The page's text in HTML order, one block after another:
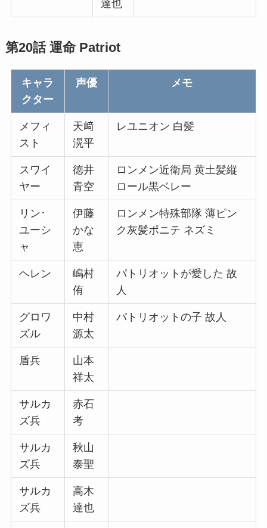
達也
第20話 運命 Patriot
キャラ
クター
声優 メモ
メフィ
スト
天﨑
滉平
レユニオン 白髪
スワイ
ヤー
徳井
青空
ロンメン近衛局 黄土髪縦
ロール黒ベレー
リン･
ユーシ
ャ
伊藤
かな
恵
ロンメン特殊部隊 薄ピン
ク灰髪ポニテ ネズミ
ヘレン
嶋村
侑
パトリオットが愛した 故
人
グロワ
ズル
中村
源太
パトリオットの子 故人
盾兵
山本
祥太
サルカ
ズ兵
赤石
考
サルカ
ズ兵
秋山
泰聖
サルカ
ズ兵
高木
達也